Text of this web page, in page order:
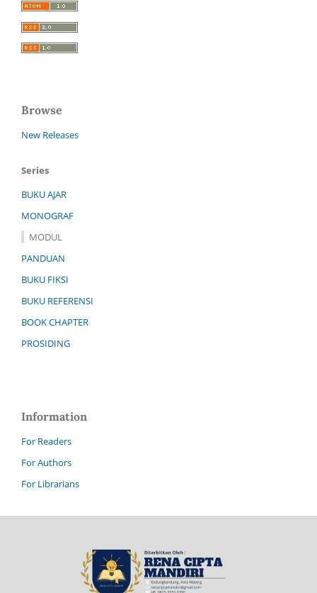
Browse
New Releases
Series
BUKU AJAR
MONOGRAF
MODUL
PANDUAN
BUKU FIKSI
BUKU REFERENSI
BOOK CHAPTER
PROSIDING
Information
For Readers
For Authors
For Librarians